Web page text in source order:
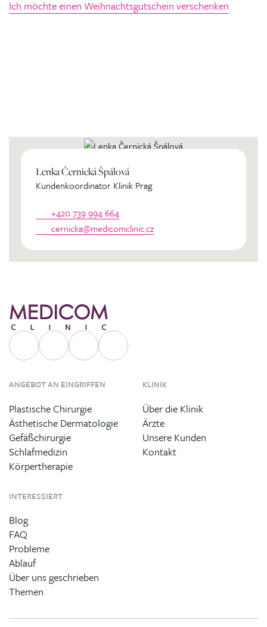
Ich möchte einen Weihnachtsgutschein verschenken
Lenka Černická Špálová
Kundenkoordinator Klinik Prag
+420 739 994 664
cernicka@medicomclinic.cz
ANGEBOT AN EINGRIFFEN
Plastische Chirurgie
Ästhetische Dermatologie
Gefäßchirurgie
Schlafmedizin
Körpertherapie
KLINIK
Über die Klinik
Ärzte
Unsere Kunden
Kontakt
INTERESSIERT
Blog
FAQ
Probleme
Ablauf
Über uns geschrieben
Themen